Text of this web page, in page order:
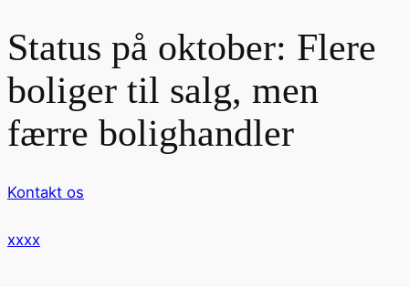
Status på oktober: Flere
boliger til salg, men
færre bolighandler
Kontakt os
xxxx